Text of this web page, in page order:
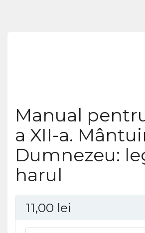
Manual
a XII-a.
Dumnezeu:
harul
11,00 lei